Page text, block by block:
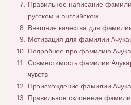
Правильное написание
русском и английском
Внешние качества для
Мотивация для фамилии
Подробнее про фамилию
Совместимость фамилии
чувств
Происхождение фамилии
Правильное склонение